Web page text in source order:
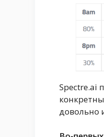
Spectre.ai
довольно